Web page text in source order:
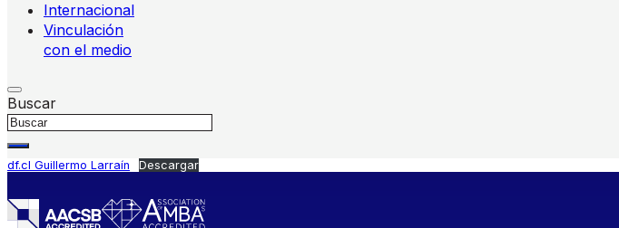
Internacional
Vinculación
con el medio
Buscar
df.cl Guillermo Larraín Descargar